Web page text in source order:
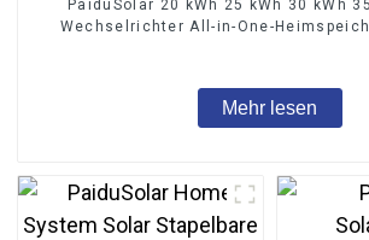
PaiduSolar 20 kWh 25 kWh 30 kWh
Wechselrichter All-in-One-
Mehr lesen